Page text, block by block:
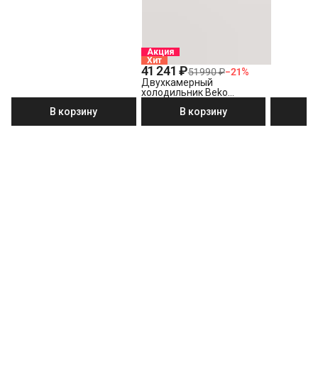
В корзину
Акция
Хит
41 241 ₽51 990 ₽−21%
Двухкамерный
холодильник Beko
В корзину